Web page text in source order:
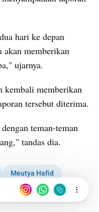
hari ke depan
memberikan
ujarnya.
kembali memberikan
tersebut diterima.
teman-teman
tandas dia.
Meutya Hafid